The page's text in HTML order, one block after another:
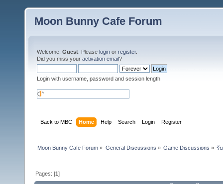
Moon Bunny Cafe Forum
Welcome, Guest . Please login or register.
Did you miss your activation email?
Login with username, password and session length
Back to MBC Home Help Search Login Register
Moon Bunny Cafe Forum » General Discussions » Game Discussions » รั
Pages: [1]